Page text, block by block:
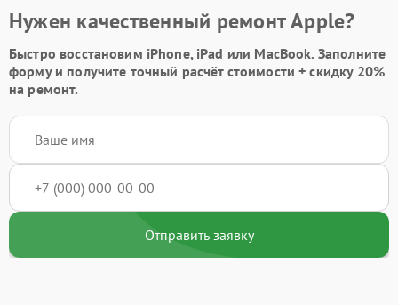
Нужен качественный ремонт Apple?
Быстро восстановим iPhone, iPad или MacBook. Заполните
формуи получите точный расчёт стоимости +скидку 20%
на ремонт.
Отправить заявку